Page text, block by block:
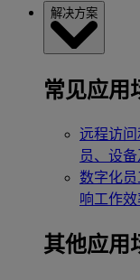
解决方案
常见应用
远程访
员、设备
数字化
响工作效
其他应用